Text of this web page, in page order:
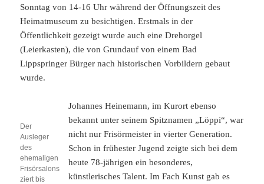
Sonntag von 14-16 Uhr während der Öffnungszeit des
Heimatmuseum zu besichtigen. Erstmals in der
Öffentlichkeit gezeigt wurde auch eine Drehorgel
(Leierkasten), die von Grundauf von einem Bad
Lippspringer Bürger nach historischen Vorbildern gebaut
wurde.
Der
Ausleger
des
ehemaligen
Frisörsalons
ziert bis
Johannes Heinemann, im Kurort ebenso
bekannt unter seinem Spitznamen „Löppi“, war
nicht nur Frisörmeister in vierter Generation.
Schon in frühester Jugend zeigte sich bei dem
heute 78-jährigen ein besonderes,
künstlerisches Talent. Im Fach Kunst gab es